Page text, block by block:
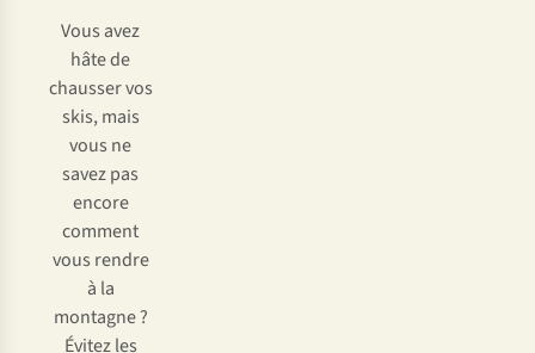
Vous avez
hâte de
chausser vos
skis, mais
vous ne
savez pas
encore
comment
vous rendre
à la
montagne ?
Évitez les